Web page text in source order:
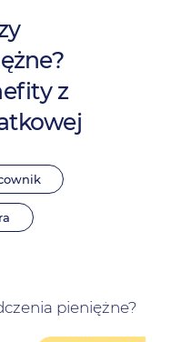
z
pieniężne?